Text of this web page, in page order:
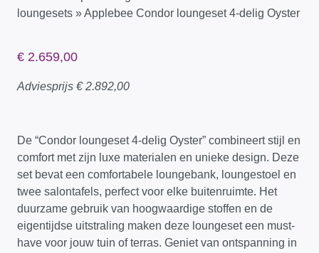
loungesets »Applebee Condor loungeset 4-delig Oyster
€ 2.659,00
Adviesprijs €2.892,00
De “Condor loungeset 4-delig Oyster” combineert stijl en
comfort met zijn luxe materialen en unieke design. Deze
set bevat een comfortabele loungebank, loungestoel en
twee salontafels, perfect voor elke buitenruimte. Het
duurzame gebruik van hoogwaardige stoffen en de
eigentijdse uitstraling maken deze loungeset een must-
have voor jouw tuin of terras. Geniet van ontspanning in